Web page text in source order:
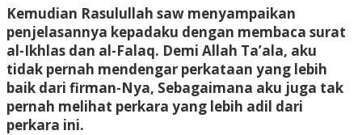
Kemudian Rasulullah saw menyampaikan
penjelasannya kepadaku dengan membaca surat
al-Ikhlas dan al-Falaq. Demi Allah Ta’ala, aku
tidak pernah mendengar perkataan yang lebih
baik dari firman-Nya, Sebagaimana aku juga tak
pernah melihat perkara yang lebih adil dari
perkara ini.